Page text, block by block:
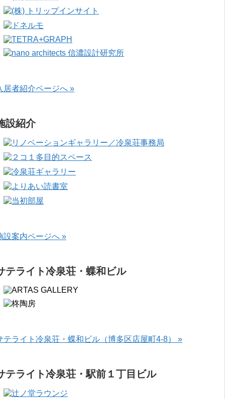
居者紹介ページへ »
設紹介
設案内ページへ »
テライト冷泉荘・蝶和ビル
テライト冷泉荘・蝶和ビル（博多区店屋町4-8） »
テライト冷泉荘・駅前１丁目ビル